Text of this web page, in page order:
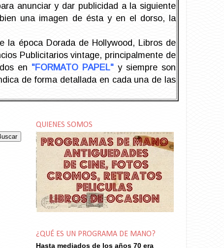
anunciar y dar publicidad a la siguiente
una imagen de ésta y en el dorso, la
época Dorada de Hollywood, Libros de
Publicitarios vintage, principalmente de
en "FORMATO PAPEL" y siempre son
de forma detallada en cada una de las
QUIENES SOMOS
¿QUÉ ES UN PROGRAMA DE MANO?
Hasta mediados de los años 70 era